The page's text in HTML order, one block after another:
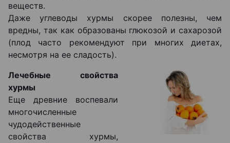
веществ.
Даже углеводы хурмы скорее полезны, чем
вредны, так как образованы глюкозой и сахарозой
(плод часто рекомендуют при многих диетах,
несмотря на ее сладость).
Лечебные свойства
хурмы
Еще древние воспевали
многочисленные
чудодейственные
свойства хурмы,